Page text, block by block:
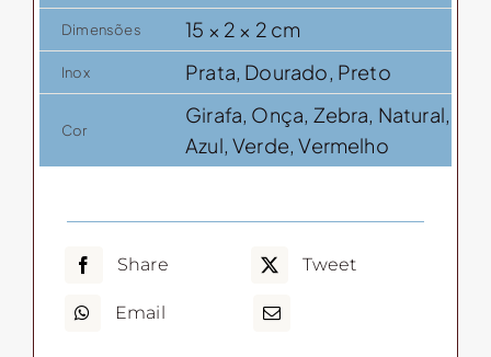
quantidade
Dimensões 15 × 2 × 2 cm
Inox Prata, Dourado, Preto
Cor
Girafa, Onça, Zebra, Natural,
Azul, Verde, Vermelho
Share Tweet
Email